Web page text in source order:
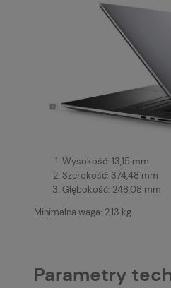
Wysokość: 13,15 mm
Szerokość: 374,48 mm
Głębokość: 248,08 mm
Minimalna waga: 2,13 kg
Parametry